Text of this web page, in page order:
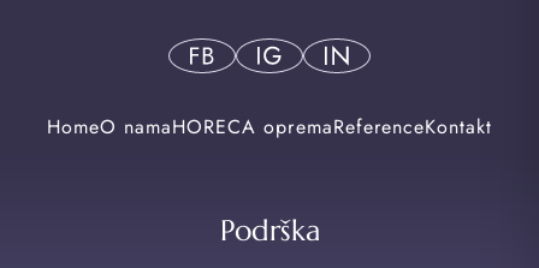
HomeO namaHORECA opremaReferenceKontakt
Podrška